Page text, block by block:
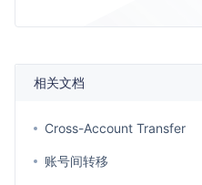
相关文档
Cross-Account Transfer
账号间转移